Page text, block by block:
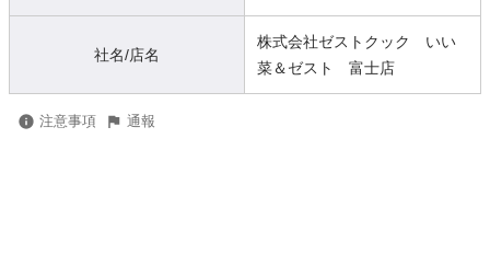
社名/店名
株式会社ゼストクック いい
菜＆ゼスト 富士店
注意事項 通報